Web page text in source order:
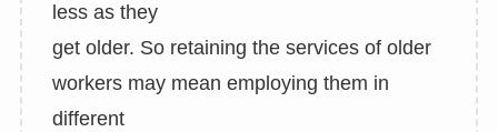
less as they
get older. So retaining the services of older
workers may mean employing them in
different